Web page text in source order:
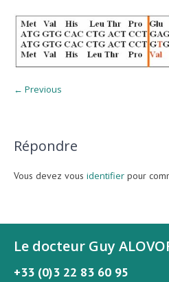
← Previous
Répondre
Vous devez vous identifier pour
Le docteur Guy
+33 (0)3 22 83 60 95